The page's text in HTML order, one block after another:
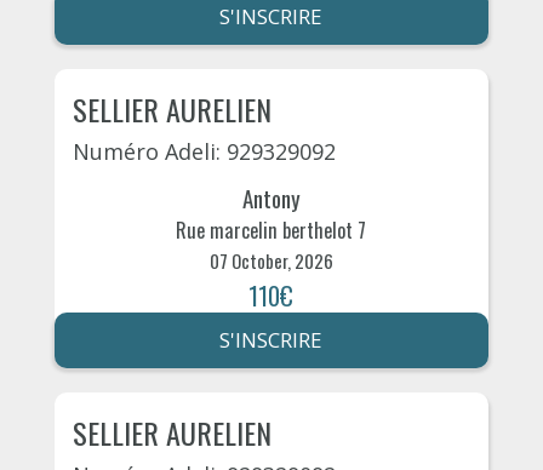
S'INSCRIRE
SELLIER AURELIEN
Numéro Adeli: 929329092
Antony
Rue marcelin berthelot 7
07 October, 2026
110€
S'INSCRIRE
SELLIER AURELIEN